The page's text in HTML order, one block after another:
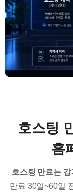
호스팅
홈
호스팅 만료는
만료 30일~60일